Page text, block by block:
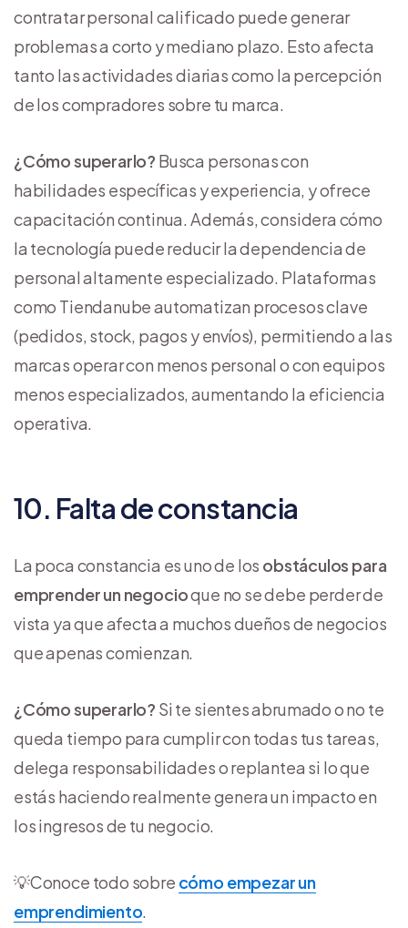
contratar personal calificado puede generar
problemas a corto y mediano plazo. Esto afecta
tanto las actividades diarias como la percepción
de los compradores sobre tu marca.
¿Cómo superarlo? Busca personas con
habilidades específicas y experiencia, y ofrece
capacitación continua. Además, considera cómo
la tecnología puede reducir la dependencia de
personal altamente especializado. Plataformas
como Tiendanube automatizan procesos clave
(pedidos, stock, pagos y envíos), permitiendo a las
marcas operar con menos personal o con equipos
menos especializados, aumentando la eficiencia
operativa.
10. Falta de constancia
La poca constancia es uno de los obstáculos para
emprender un negocioque no se debe perder de
vista ya que afecta a muchos dueños de negocios
que apenas comienzan.
¿Cómo superarlo? Si te sientes abrumado o no te
queda tiempo para cumplir con todas tus tareas,
delega responsabilidades o replantea si lo que
estás haciendo realmente genera un impacto en
los ingresos de tu negocio.
💡Conoce todo sobre cómo empezar un
emprendimiento.